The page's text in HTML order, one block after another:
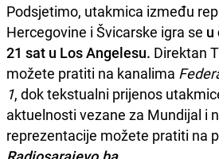
Podsjetimo, utakmica između
Hercegovine i Švicarske igra se u
21 sat u Los Angelesu. Direktan
možete pratiti na kanalima
1, dok tekstualni prijenos
aktuelnosti vezane za Mundijal i
reprezentacije možete pratiti na